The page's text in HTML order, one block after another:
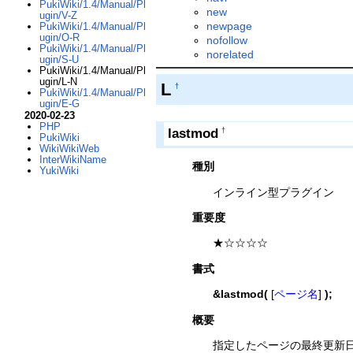
new
newpage
nofollow
norelated
L †
lastmod †
種別
インライン型プラグイン
重要度
★☆☆☆☆
書式
&lastmod([ページ名] );
概要
指定したページの最終更新
PukiWiki/1.4/Manual/Pl
ugin/V-Z
PukiWiki/1.4/Manual/Pl
ugin/O-R
PukiWiki/1.4/Manual/Pl
ugin/S-U
PukiWiki/1.4/Manual/Pl
ugin/L-N
PukiWiki/1.4/Manual/Pl
ugin/E-G
2020-02-23
PHP
PukiWiki
WikiWikiWeb
InterWikiName
YukiWiki